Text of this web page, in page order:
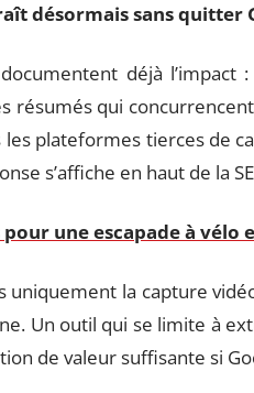
désormais sans quitter
déjà
résumés qui
les plateformes tierces de
s’affiche en haut de la
pour une escapade à vélo
uniquement la capture
Un outil qui se limite à
de valeur suffisante si